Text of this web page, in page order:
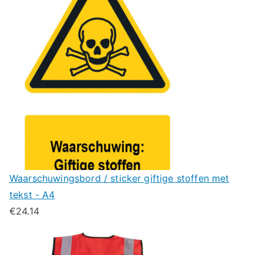
Waarschuwingsbord / sticker giftige stoffen met
tekst - A4
€24.14